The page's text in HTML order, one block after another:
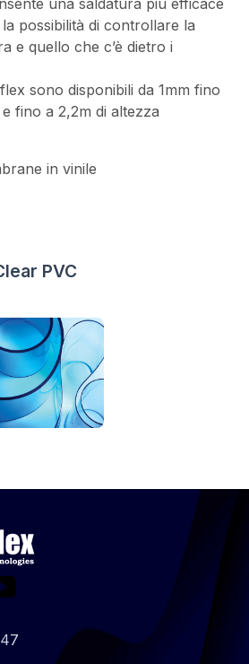
possibilità di controllare la
e quello che c’è dietro i
sono disponibili da 1mm fino
fino a 2,2m di altezza
in vinile
PVC